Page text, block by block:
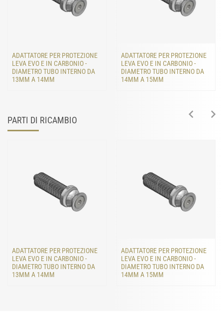
ADATTATORE PER PROTEZIONE
LEVA EVO E IN CARBONIO -
DIAMETRO TUBO INTERNO DA
13MM A 14MM
ADATTATORE PER PROTEZIONE
LEVA EVO E IN CARBONIO -
DIAMETRO TUBO INTERNO DA
14MM A 15MM
PARTI DI RICAMBIO
ADATTATORE PER PROTEZIONE
LEVA EVO E IN CARBONIO -
DIAMETRO TUBO INTERNO DA
13MM A 14MM
ADATTATORE PER PROTEZIONE
LEVA EVO E IN CARBONIO -
DIAMETRO TUBO INTERNO DA
14MM A 15MM